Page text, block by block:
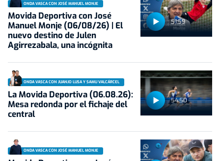
51:59
ONDA VASCA CON JOSÉ MANUEL MONJE
Movida Deportiva con José
Manuel Monje (06/08/26) | El
nuevo destino de Julen
Agirrezabala, una incógnita
54:50
ONDA VASCA CON JUANJO LUSA Y SAMU VALCÁRCEL
La Movida Deportiva (06.08.26):
Mesa redonda por el fichaje del
central
ONDA VASCA CON JOSÉ MANUEL MONJE